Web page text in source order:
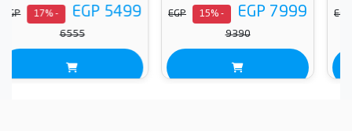
EGP 7999
- 15%
EGP
9390
EGP 5499
- 17%
EGP
6555